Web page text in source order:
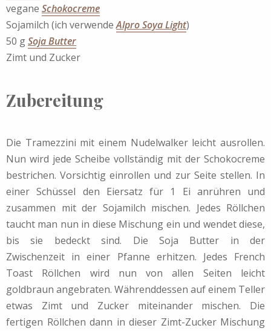
vegane Schokocreme
Sojamilch (ich verwendeAlpro Soya Light)
50 gSoja Butter
Zimt und Zucker
Zubereitung
Die Tramezzini mit einem Nudelwalker leicht ausrollen.
Nun wird jede Scheibe vollständig mit der Schokocreme
bestrichen. Vorsichtig einrollen und zur Seite stellen. In
einer Schüssel den Eiersatz für 1 Ei anrühren und
zusammen mit der Sojamilch mischen. Jedes Röllchen
taucht man nun in diese Mischung ein und wendet diese,
bis sie bedeckt sind. Die Soja Butter in der
Zwischenzeit in einer Pfanne erhitzen. Jedes French
Toast Röllchen wird nun von allen Seiten leicht
goldbraun angebraten. Währenddessen auf einem Teller
etwas Zimt und Zucker miteinander mischen. Die
fertigen Röllchen dann in dieser Zimt-Zucker Mischung